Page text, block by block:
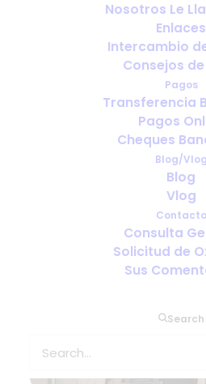
Nosotros Le
Enlaces
Intercambio
Consejos
Pagos
Transferencia
Pagos
Cheques
Blog/Vlog
Blog
Vlog
Contacto
Consulta
Solicitud de
Sus
Search
¿Con cuánta
reservar el oxígeno